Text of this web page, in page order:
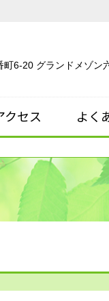
町6-20 グランドメゾン
クセス よく